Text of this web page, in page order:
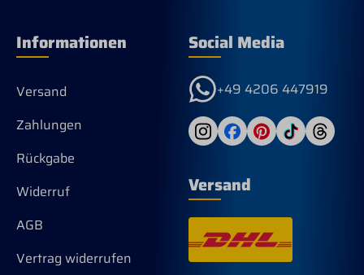
Informationen
Versand
Zahlungen
Rückgabe
Widerruf
AGB
Vertrag widerrufen
Social Media
+49 4206 447919
Versand